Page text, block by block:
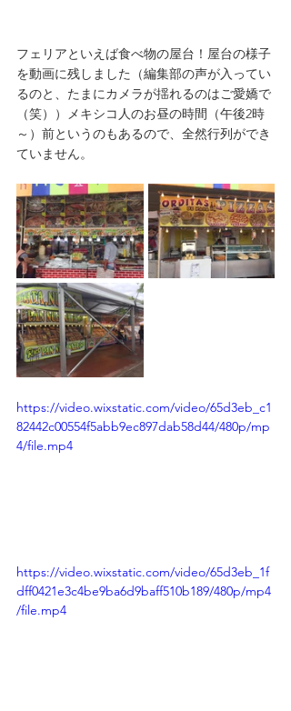
フェリアといえば食べ物の屋台！屋台の様子
を動画に残しました（編集部の声が入ってい
るのと、たまにカメラが揺れるのはご愛嬌で
（笑））メキシコ人のお昼の時間（午後2時
～）前というのもあるので、全然行列ができ
ていません。
https://video.wixstatic.com/video/65d3eb_c1
82442c00554f5abb9ec897dab58d44/480p/mp
4/file.mp4
https://video.wixstatic.com/video/65d3eb_1f
dff0421e3c4be9ba6d9baff510b189/480p/mp4
/file.mp4